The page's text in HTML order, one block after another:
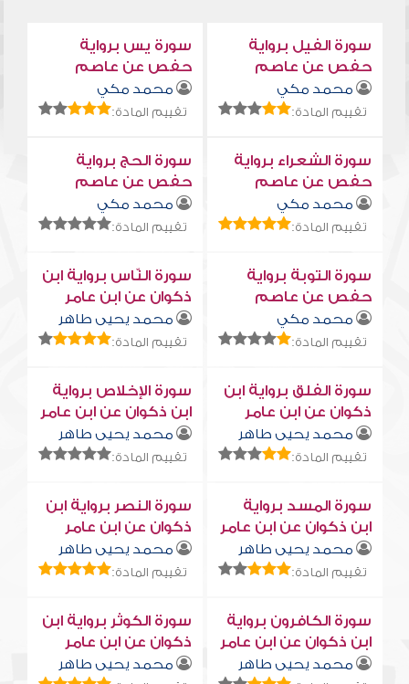
سورة الفيل برواية
حفص عن عاصم
محمد مكي
تقييم المادة:
سورة يس برواية
حفص عن عاصم
محمد مكي
تقييم المادة:
سورة الشعراء برواية
حفص عن عاصم
محمد مكي
تقييم المادة:
سورة الحج برواية
حفص عن عاصم
محمد مكي
تقييم المادة:
سورة التوبة برواية
حفص عن عاصم
محمد مكي
تقييم المادة:
سورة النّاس برواية ابن
ذكوان عن ابن عامر
محمد يحيى طاهر
تقييم المادة:
سورة الفلق برواية ابن
ذكوان عن ابن عامر
محمد يحيى طاهر
تقييم المادة:
سورة الإخلاص برواية
ابن ذكوان عن ابن عامر
محمد يحيى طاهر
تقييم المادة:
سورة المسد برواية
ابن ذكوان عن ابن عامر
محمد يحيى طاهر
تقييم المادة:
سورة النصر برواية ابن
ذكوان عن ابن عامر
محمد يحيى طاهر
تقييم المادة:
سورة الكافرون برواية
ابن ذكوان عن ابن عامر
محمد يحيى طاهر
سورة الكوثر برواية ابن
ذكوان عن ابن عامر
محمد يحيى طاهر